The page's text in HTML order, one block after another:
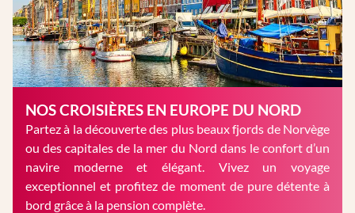
NOS CROISIÈRES EN EUROPE DU NORD
Partez à la découverte des plus beaux fjords de Norvège
ou des capitales de la mer du Nord dans le confort d’un
navire moderne et élégant. Vivez un voyage
exceptionnel et profitez de moment de pure détente à
bord grâce à la pension complète.